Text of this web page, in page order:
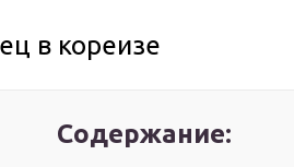
в кореизе
Содержание: